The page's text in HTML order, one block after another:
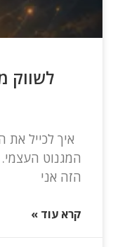
לשווק
איך לכייל
הזה אני
קרא עוד »